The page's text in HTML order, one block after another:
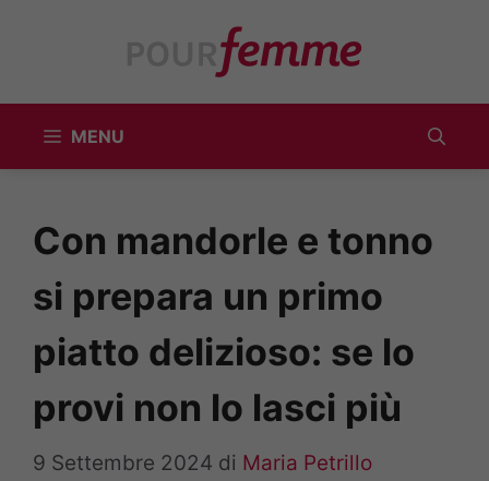
MENU
Con mandorle e tonno
si prepara un primo
piatto delizioso: se lo
provi non lo lasci più
9 Settembre 2024 di Maria Petrillo